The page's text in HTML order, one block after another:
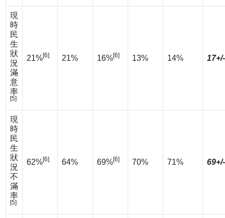
現
時
民
生
狀
況
滿
意
率
[5]
21%[6] 21% 16%[6] 13% 14%
現
時
民
生
狀
況
不
滿
率
[5]
62%[6] 64% 69%[6] 70% 71%